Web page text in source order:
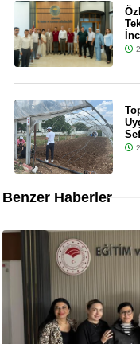
Benzer Haberler